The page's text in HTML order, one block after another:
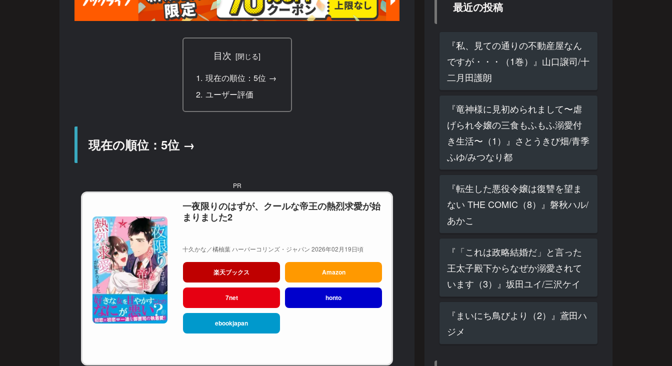
目次
現在の順位：5位 →
ユーザー評価
現在の順位：5位 →
PR
一夜限りのはずが、クールな帝王の熱烈求愛が始
まりました2
十久かな／橘柚葉 ハーパーコリンズ・ジャパン 2026年02月19日頃
楽天ブックス Amazon
7net honto
ebookjapan
最近の投稿
『私、見ての通りの不動産屋なん
ですが・・・（1巻）』山口譲司/十
二月田護朗
『竜神様に見初められまして〜虐
げられ令嬢の三食もふもふ溺愛付
き生活〜（1）』さとうきび畑/青季
ふゆ/みつなり都
『転生した悪役令嬢は復讐を望ま
ない THE COMIC（8）』磐秋ハル/
あかこ
『「これは政略結婚だ」と言った
王太子殿下からなぜか溺愛されて
います（3）』坂田ユイ/三沢ケイ
『まいにち鳥びより（2）』鳶田ハ
ジメ